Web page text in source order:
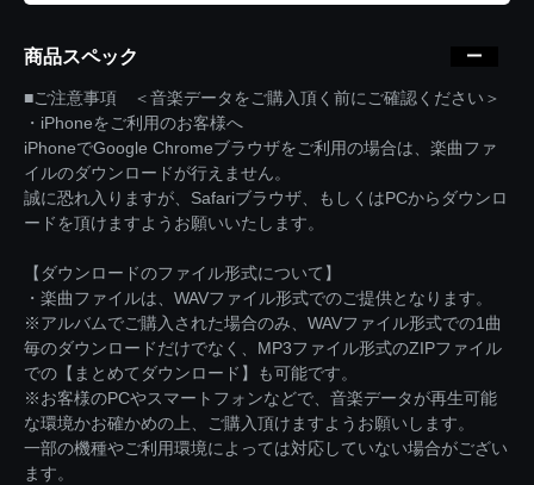
商品スペック
■ご注意事項 ＜音楽データをご購入頂く前にご確認ください＞
・iPhoneをご利用のお客様へ
iPhoneでGoogle Chromeブラウザをご利用の場合は、楽曲ファ
イルのダウンロードが行えません。
誠に恐れ入りますが、Safariブラウザ、もしくはPCからダウンロ
ードを頂けますようお願いいたします。
【ダウンロードのファイル形式について】
・楽曲ファイルは、WAVファイル形式でのご提供となります。
※アルバムでご購入された場合のみ、WAVファイル形式での1曲
毎のダウンロードだけでなく、MP3ファイル形式のZIPファイル
での【まとめてダウンロード】も可能です。
※お客様のPCやスマートフォンなどで、音楽データが再生可能
な環境かお確かめの上、ご購入頂けますようお願いします。
一部の機種やご利用環境によっては対応していない場合がござい
ます。